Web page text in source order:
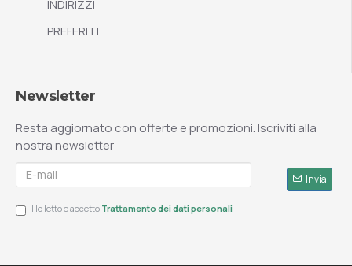
INDIRIZZI
PREFERITI
Newsletter
Resta aggiornato con offerte e promozioni. Iscriviti alla
nostra newsletter
Invia
Ho letto e accetto Trattamento dei dati personali